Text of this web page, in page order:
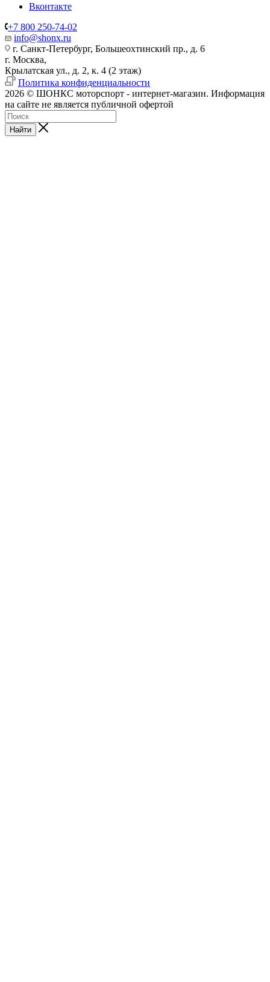
Вконтакте
+7 800 250-74-02
info@shonx.ru
г. Санкт-Петербург, Большеохтинский пр., д. 6
г. Москва,
Крылатская ул., д. 2, к. 4 (2 этаж)
Политика конфиденциальности
2026 © ШОНКС моторспорт - интернет-магазин. Информация
на сайте не является публичной офертой
Найти